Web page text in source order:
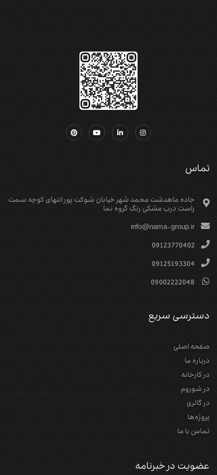
تماس
جاده ماهدشت محمد شهر خیابان شوکت پور انتهای کوچه سمت
راست درب مشکی رنگ گروه نما
info@nama-group.ir
09123770402
09125193304
09002222048
دسترسی سریع
صفحه اصلی
درباره ما
در کارخانه
در شوروم
در گالری
پروژه‌‌ها
تماس با ما
عضویت در خبرنامه